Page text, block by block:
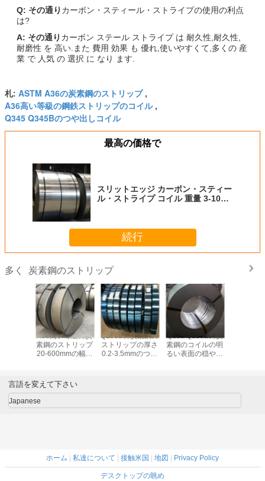
Q: その通り カーボン・スティール・ストライプの使用の利点
は?
A: その通り カーボン ステール ストライプ は 耐久性,耐久性,
耐磨性 を 高い.また 費用 効果 も 優れ,使いやすくて,多くの 産
業 で 人気 の 選択 に なり ます.
札: ASTM A36の炭素鋼のストリップ,
A36高い等級の鋼鉄ストリップのコイル,
Q345 Q345Bのつや出しコイル
最高の価格で
スリットエッジ カーボン・スティー
ル・ストライプ コイル 重量 3-10T
続行
多く 炭素鋼のストリップ
た
A36高い等級の炭
素鋼のストリップ
20-600mmの幅の
Q195Bの炭素鋼の
ストリップの厚さ
0.2-3.5mmのつや
Q235 Q235Bの炭
素鋼のコイルの明
るい表面の穏やか
言語を変えて下さい
Japanese
ホーム | 私達について | 接触米国 | 地図 | Privacy Policy
デスクトップの眺め